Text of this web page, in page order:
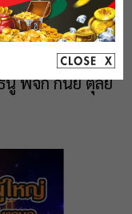
นู พิจิก กันย์ ตุลย์